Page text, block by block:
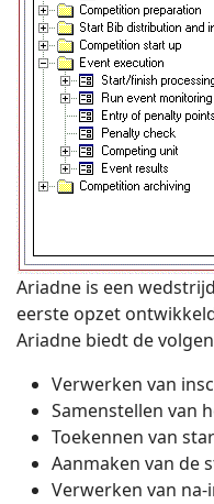
Ariadne is een
eerste opzet
Ariadne biedt de
Verwerken van
Samenstellen van
Toekennen van
Aanmaken van de
Verwerken van